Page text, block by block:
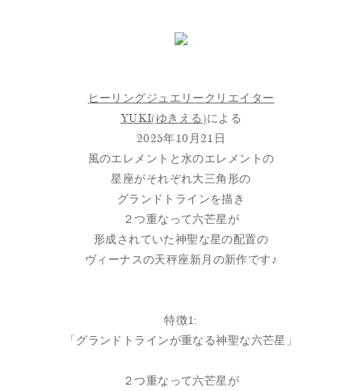
ヒーリングジュエリークリエイター
YUKI(ゆきえる)による
2025年10月21日
風のエレメントと水のエレメントの
星座がそれぞれ大三角形の
グランドトラインを描き
２つ重なって六芒星が
形成されていた神聖な星の配置の
ヴィーナスの天秤座新月の新作です♪
特徴1:
「グランドトラインが重なる神聖な六芒星」
２つ重なって六芒星が